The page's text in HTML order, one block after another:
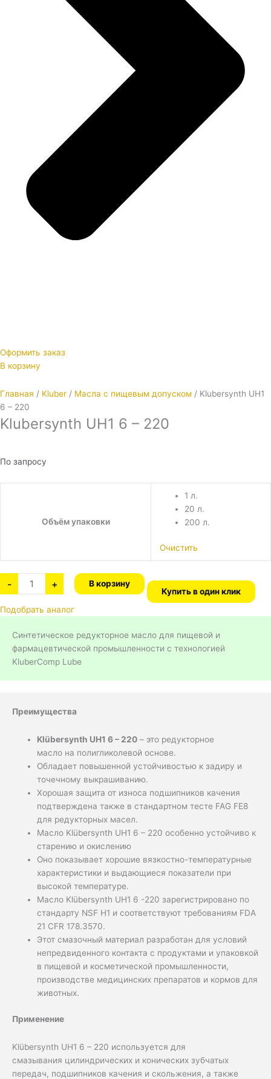
Оформить заказ
В корзину
Главная / Kluber / Масла с пищевым допуском / Klubersynth UH1
6 – 220
Klubersynth UH1 6 – 220
По запросу
Объём упаковки
1 л.
20 л.
200 л.
Очистить
- +
В корзину
Купить в один клик
Подобрать аналог
Синтетическое редукторное масло для пищевой и
фармацевтической промышленности с технологией
KluberComp Lube
Преимущества
Klübersynth UH1 6 – 220 – это редукторное
масло на полигликолевой основе.
Обладает повышенной устойчивостью к задиру и
точечному выкрашиванию.
Хорошая защита от износа подшипников качения
подтверждена также в стандартном тесте FAG FE8
для редукторных масел.
Масло Klübersynth UH1 6 – 220 особенно устойчиво к
старению и окислению
Оно показывает хорошие вязкостно-температурные
характеристики и выдающиеся показатели при
высокой температуре.
Масло Klübersynth UH1 6 -220 зарегистрировано по
стандарту NSF H1 и соответствуют требованиям FDA
21 CFR 178.3570.
Этот смазочный материал разработан для условий
непредвиденного контакта с продуктами и упаковкой
в пищевой и косметической промышленности,
производстве медицинских препаратов и кормов для
животных.
Применение
Klübersynth UH1 6 – 220 используется для
смазывания цилиндрических и конических зубчатых
передач, подшипников качения и скольжения, а также